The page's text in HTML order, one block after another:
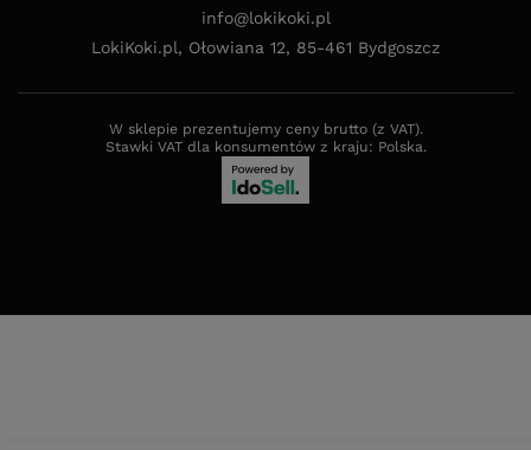
info@lokikoki.pl
LokiKoki.pl, Ołowiana 12, 85-461 Bydgoszcz
W sklepie prezentujemy ceny brutto (z VAT).
Stawki VAT dla konsumentów z kraju: Polska.